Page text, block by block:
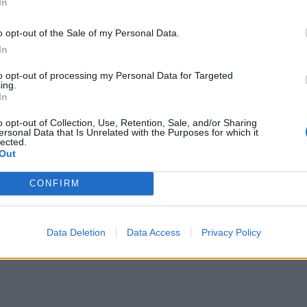
opt-out of the Sale of my Personal Data.
opt-out of processing my Personal Data for Targeted
opt-out of Collection, Use, Retention, Sale, and/or Sharing
Data that Is Unrelated with the Purposes for which it
CONFIRM
Data Deletion Data Access Privacy Policy
του CRETALIVE
ΕΊΔΗΣΗ
από σύγκρουση δύο τραμ - Δείτε βίντεο
οι επτά σοβαρά, από σύγκρουση δύο τραμ - Δείτε
Ντύθηκε «Χάρος», ανέβηκε στην οροφή νοσοκομείου
ΚΟΣΜΟΣ
Ντύθηκε «Χάρος», ανέβηκε στην
Ντύθηκε «Χάρος», ανέβηκε στην
σκόρπισε τον τρόμο